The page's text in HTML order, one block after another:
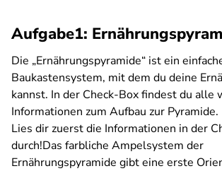
Aufgabe1:
Die „Ernährungspyramide“ ist ein
Baukastensystem, mit dem du deine
kannst. In der Check-Box findest du alle
Informationen zum Aufbau zur Pyramide.
Lies dir zuerst die Informationen in der
durch!Das farbliche Ampelsystem der
Ernährungspyramide gibt eine erste